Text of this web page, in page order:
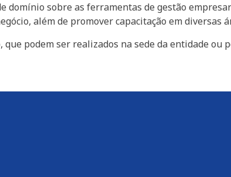
domínio sobre as ferramentas de gestão
além de promover capacitação em diversas
podem ser realizados na sede da entidade ou